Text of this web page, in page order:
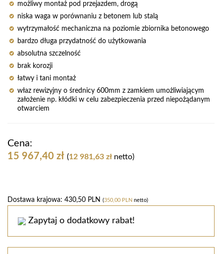
możliwy montaż pod przejazdem, drogą
niska waga w porównaniu z betonem lub stalą
wytrzymałość mechaniczna na poziomie zbiornika betonowego
bardzo długa przydatność do użytkowania
absolutna szczelność
brak korozji
łatwy i tani montaż
właz rewizyjny o średnicy 600mm z zamkiem umożliwiającym
założenie np. kłódki w celu zabezpieczenia przed niepożądanym
otwarciem
Cena:
15 967,40 zł (12 981,63 zł netto)
Dostawa krajowa: 430,50 PLN (350,00 PLN netto)
Zapytaj o dodatkowy rabat!